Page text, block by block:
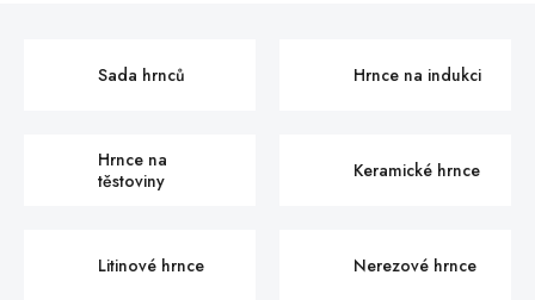
Sada hrnců Hrnce na indukci
Hrnce na
těstoviny
Keramické hrnce
Litinové hrnce Nerezové hrnce